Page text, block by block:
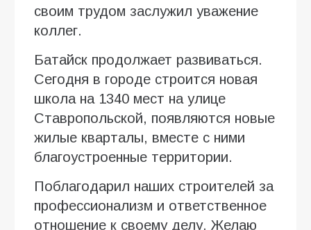
своим трудом заслужил уважение
коллег.
Батайск продолжает развиваться.
Сегодня в городе строится новая
школа на 1340 мест на улице
Ставропольской, появляются новые
жилые кварталы, вместе с ними
благоустроенные территории.
Поблагодарил наших строителей за
профессионализм и ответственное
отношение к своему делу. Желаю